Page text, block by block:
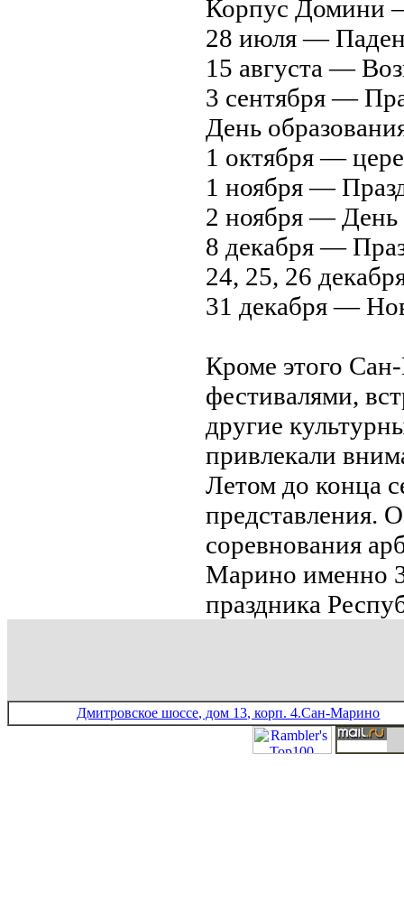
Корпус Домини
28 июля —
15 августа —
3 сентября —
День
1 октября —
1 ноября —
2 ноября — День
8 декабря —
24, 25, 26
31 декабря —
Кроме этого
фестивалями,
другие
привлекали
Летом до конца
представления.
соревнования
Марино именно 3
праздника
Дмитровское шоссе, дом 13, корп. 4.Сан-Марино